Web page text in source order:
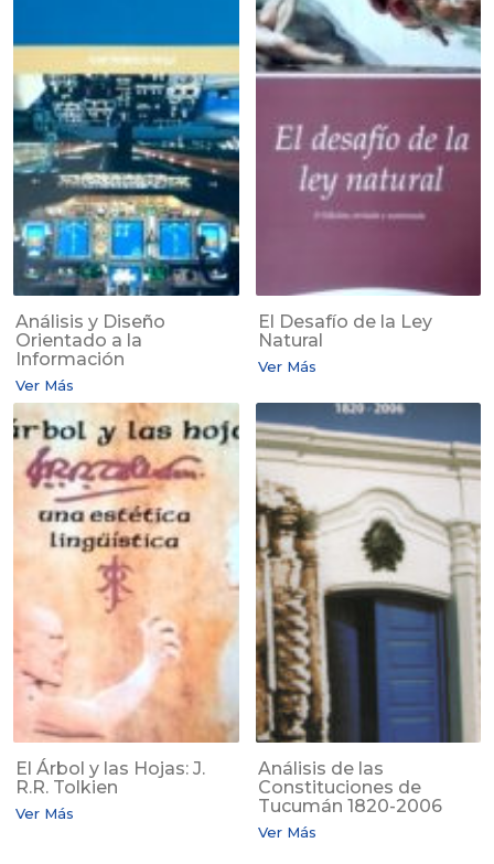
Análisis y Diseño
Orientado a la
Información
Ver Más
El Desafío de la Ley
Natural
Ver Más
El Árbol y las Hojas: J.
R.R. Tolkien
Ver Más
Análisis de las
Constituciones de
Tucumán 1820-2006
Ver Más